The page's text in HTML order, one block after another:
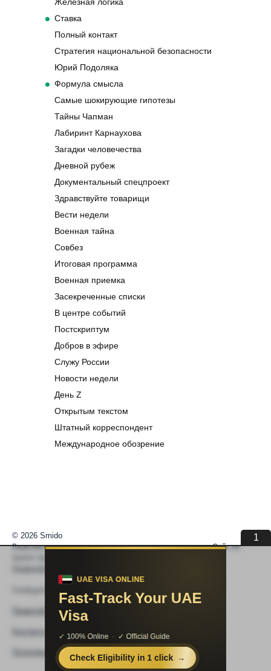
Железная логика
Ставка
Полный контакт
Стратегия национальной безопасности
Юрий Подоляка
Формула смысла
Самые шокирующие гипотезы
Тайны Чапман
Лабиринт Карнаухова
Загадки человечества
Дневной рубеж
Документальный спецпроект
Здравствуйте товарищи
Вести недели
Военная тайна
Совбез
Итоговая программа
Военная приемка
Засекреченные списки
В центре событий
Постскриптум
Добров в эфире
Служу России
Новости недели
День Z
Открытым текстом
Штатный корреспондент
Международное обозрение
1
© 2026 Smido
Видеоматериалы встраиваются из открытых источников. Сайт не
Видео не работает
Правообладателям
Политика конфиденциальности